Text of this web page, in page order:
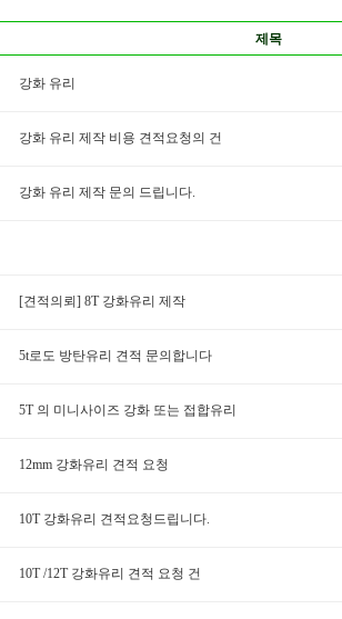
제목
강화 유리
강화 유리 제작 비용 견적요청의 건
강화 유리 제작 문의 드립니다.
[견적의뢰] 8T 강화유리 제작
5t로도 방탄유리 견적 문의합니다
5T 의 미니사이즈 강화 또는 접합유리
12mm 강화유리 견적 요청
10T 강화유리 견적요청드립니다.
10T /12T 강화유리 견적 요청 건